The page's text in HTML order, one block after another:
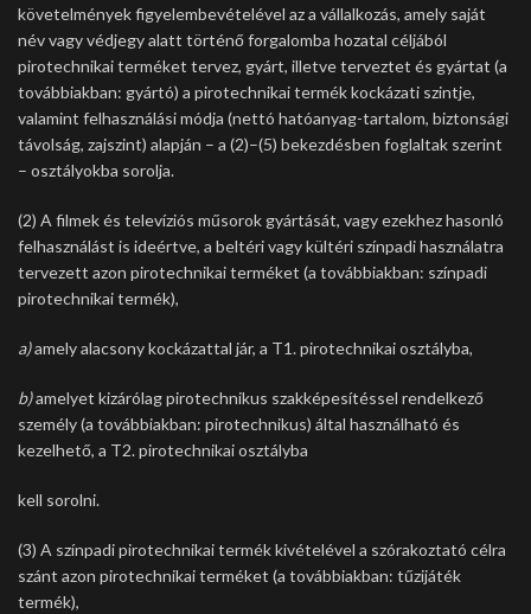
követelmények figyelembevételével az a vállalkozás, amely saját
név vagy védjegy alatt történő forgalomba hozatal céljából
pirotechnikai terméket tervez, gyárt, illetve terveztet és gyártat (a
továbbiakban: gyártó) a pirotechnikai termék kockázati szintje,
valamint felhasználási módja (nettó hatóanyag-tartalom, biztonsági
távolság, zajszint) alapján – a (2)–(5) bekezdésben foglaltak szerint
– osztályokba sorolja.
(2) A filmek és televíziós műsorok gyártását, vagy ezekhez hasonló
felhasználást is ideértve, a beltéri vagy kültéri színpadi használatra
tervezett azon pirotechnikai terméket (a továbbiakban: színpadi
pirotechnikai termék),
a)amely alacsony kockázattal jár, a T1. pirotechnikai osztályba,
b)amelyet kizárólag pirotechnikus szakképesítéssel rendelkező
személy (a továbbiakban: pirotechnikus) által használható és
kezelhető, a T2. pirotechnikai osztályba
kell sorolni.
(3) A színpadi pirotechnikai termék kivételével a szórakoztató célra
szánt azon pirotechnikai terméket (a továbbiakban: tűzijáték
termék),